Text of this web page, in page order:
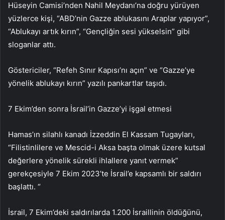
Hüseyin Camisi’nden Nahil Meydanı’na doğru yürüyen
yüzlerce kişi, “ABD’nin Gazze ablukasını Araplar yapıyor”,
“Ablukayı artık kırın”, “Gençliğin sesi yükselsin” gibi
sloganlar attı.
Göstericiler, “Refeh Sınır Kapısı’nı açın” ve “Gazze’ye
yönelik ablukayı kırın” yazılı pankartlar taşıdı.
7 Ekim’den sonra İsrail’in Gazze’yi işgal etmesi
Hamas’ın silahlı kanadı İzzeddin El Kassam Tugayları,
“Filistinlilere ve Mescid-i Aksa başta olmak üzere kutsal
değerlere yönelik sürekli ihlallere yanıt vermek”
gerekçesiyle 7 Ekim 2023’te İsrail’e kapsamlı bir saldırı
başlattı. “
İsrail, 7 Ekim’deki saldırılarda 1.200 İsraillinin öldüğünü,